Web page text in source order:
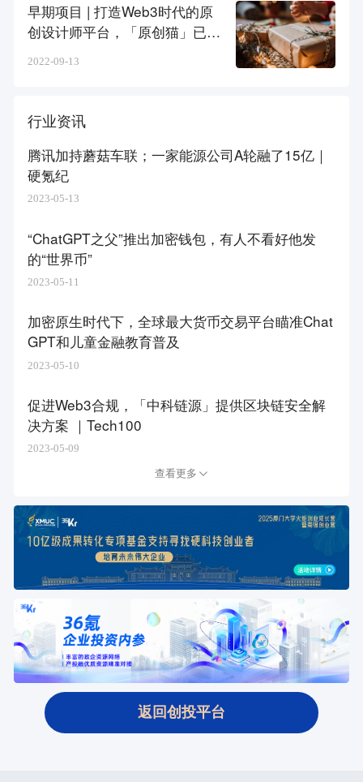
早期项目 | 打造Web3时代的原
创设计师平台，「原创猫」已链
2022-09-13
行业资讯
腾讯加持蘑菇车联；一家能源公司A轮融了15亿｜
硬氪纪
2023-05-13
“ChatGPT之父”推出加密钱包，有人不看好他发
的“世界币”
2023-05-11
加密原生时代下，全球最大货币交易平台瞄准Chat
GPT和儿童金融教育普及
2023-05-10
促进Web3合规，「中科链源」提供区块链安全解
决方案 ｜Tech100
2023-05-09
查看更多
返回创投平台